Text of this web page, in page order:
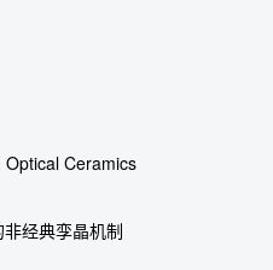
Ceramics
经典孪晶机制